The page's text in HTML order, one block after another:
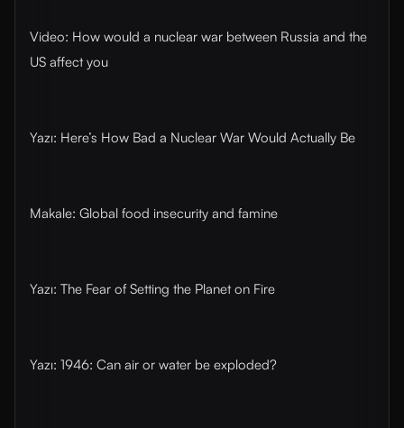
Video: How would a nuclear war between Russia and the
US affect you
Yazı: Here’s How Bad a Nuclear War Would Actually Be
Makale: Global food insecurity and famine
Yazı: The Fear of Setting the Planet on Fire
Yazı: 1946: Can air or water be exploded?